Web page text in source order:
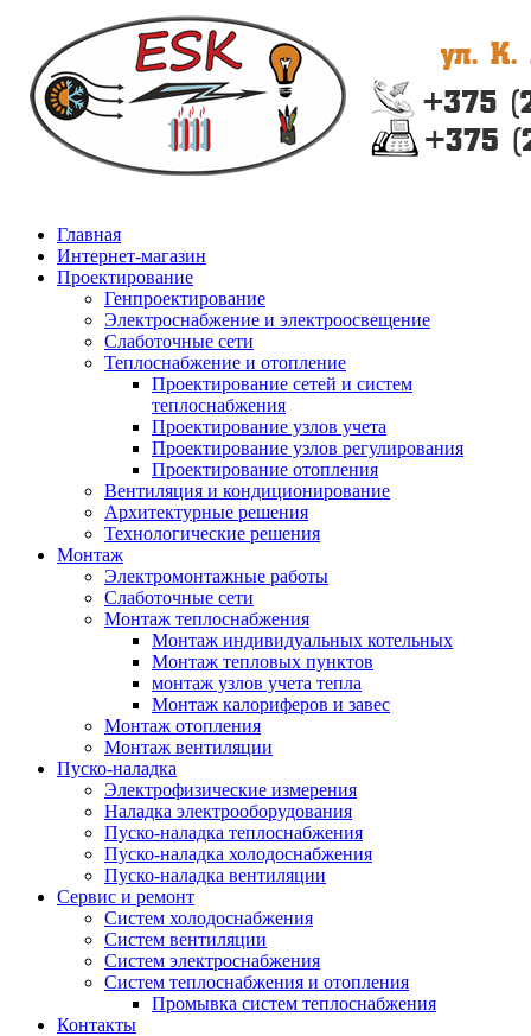
Главная
Интернет-магазин
Проектирование
Генпроектирование
Электроснабжение и электроосвещение
Слаботочные сети
Теплоснабжение и отопление
Проектирование сетей и систем
теплоснабжения
Проектирование узлов учета
Проектирование узлов регулирования
Проектирование отопления
Вентиляция и кондиционирование
Архитектурные решения
Технологические решения
Монтаж
Электромонтажные работы
Слаботочные сети
Монтаж теплоснабжения
Монтаж индивидуальных котельных
Монтаж тепловых пунктов
монтаж узлов учета тепла
Монтаж калориферов и завес
Монтаж отопления
Монтаж вентиляции
Пуско-наладка
Электрофизические измерения
Наладка электрооборудования
Пуско-наладка теплоснабжения
Пуско-наладка холодоснабжения
Пуско-наладка вентиляции
Сервис и ремонт
Систем холодоснабжения
Систем вентиляции
Систем электроснабжения
Систем теплоснабжения и отопления
Промывка систем теплоснабжения
Контакты